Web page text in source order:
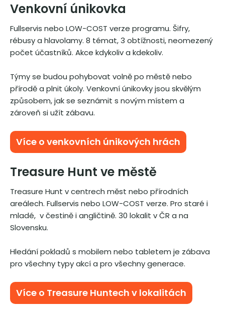
Venkovní únikovka
Fullservis nebo LOW-COST verze programu. Šifry,
rébusy a hlavolamy. 8 témat, 3 obtížnosti, neomezený
počet účastníků. Akce kdykoliv a kdekoliv.
Týmy se budou pohybovat volně po městě nebo
přírodě a plnit úkoly. Venkovní únikovky jsou skvělým
způsobem, jak se seznámit s novým místem a
zároveň si užít zábavu.
Více o venkovních únikových hrách
Treasure Hunt ve městě
Treasure Hunt v centrech měst nebo přírodních
areálech. Fullservis nebo LOW-COST verze. Pro staré i
mladé, v čestině i angličtině. 30 lokalit v ČR a na
Slovensku.
Hledání pokladů s mobilem nebo tabletem je zábava
pro všechny typy akcí a pro všechny generace.
Více o Treasure Huntech v lokalitách